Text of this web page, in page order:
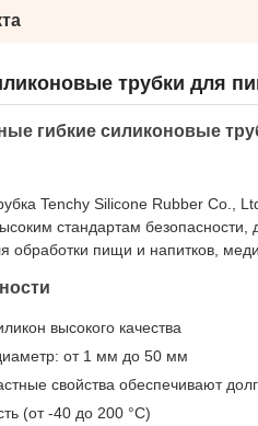
трубки для
гибкие силиконовые
Tenchy Silicone Rubber Co.,
стандартам
обработки пищи и напитков,
высокого качества
от 1 мм до 50 мм
свойства обеспечивают
(от -40 до 200 °C)